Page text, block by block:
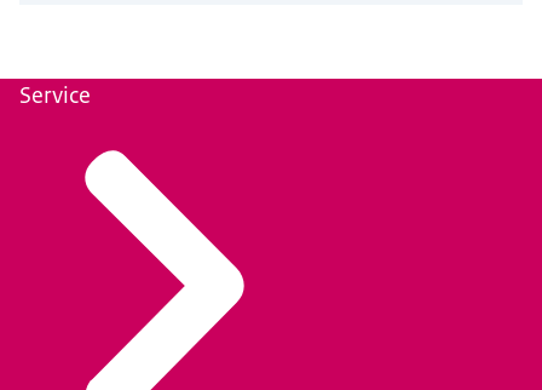
Service